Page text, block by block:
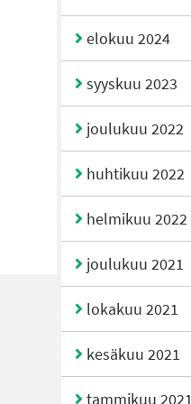
elokuu 2024
syyskuu 2023
joulukuu 2022
huhtikuu 2022
helmikuu 2022
joulukuu 2021
lokakuu 2021
kesäkuu 2021
tammikuu 2021